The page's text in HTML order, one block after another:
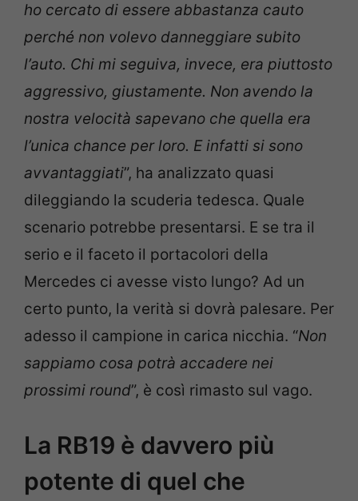
ho cercato di essere abbastanza cauto
perché non volevo danneggiare subito
l’auto. Chi mi seguiva, invece, era piuttosto
aggressivo, giustamente. Non avendo la
nostra velocità sapevano che quella era
l’unica chance per loro. E infatti si sono
avvantaggiati”, ha analizzato quasi
dileggiando la scuderia tedesca. Quale
scenario potrebbe presentarsi. E se tra il
serio e il faceto il portacolori della
Mercedes ci avesse visto lungo? Ad un
certo punto, la verità si dovrà palesare. Per
adesso il campione in carica nicchia. “Non
sappiamo cosa potrà accadere nei
prossimi round”, è così rimasto sul vago.
La RB19 è davvero più
potente di quel che